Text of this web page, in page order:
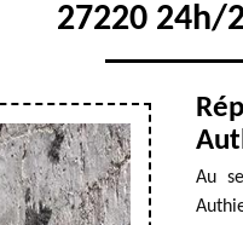
27220 24h/
Au